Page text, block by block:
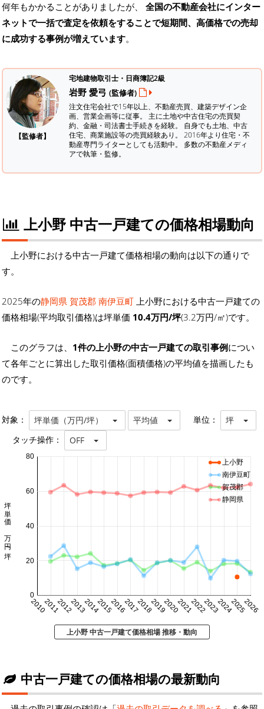
何年もかかることがありましたが、 全国の不動産会社にインター
ネットで一括で査定を依頼をすることで短期間、高価格での売却
に成功する事例が増えています。
【監修者】
宅地建物取引士・日商簿記2級
岩野 愛弓 (監修者)
注文住宅会社で15年以上、不動産売買、建築デザイン企
画、営業企画等に従事。 主に土地や中古住宅の売買契
約、金融・司法書士手続きを経験。 自身でも土地、中古
住宅、商業施設等の売買経験あり。 2016年より住宅・不
動産専門ライターとしても活動中。 多数の不動産メディ
アで執筆・監修。
上小野 中古一戸建ての価格相場動向
上小野における中古一戸建て価格相場の動向は以下の通りで
す。
2025年の静岡県 賀茂郡 南伊豆町 上小野における中古一戸建ての
価格相場(平均取引価格)は坪単価 10.4万円/坪(3.2万円/㎡)です。
このグラフは、 1件の上小野の中古一戸建ての取引事例につい
て各年ごとに算出した取引価格(面積価格)の平均値を描画したも
のです。
対象： 坪単価（万円/坪） 平均値 単位： 坪
タッチ操作： OFF
20102011201220132014201520162017201820192020202120222023202420252026
0
20
40
60
80
坪単価 万円/坪
上小野
南伊豆町
賀茂郡
静岡県
上小野 中古一戸建て価格相場 推移・動向
中古一戸建ての価格相場の最新動向